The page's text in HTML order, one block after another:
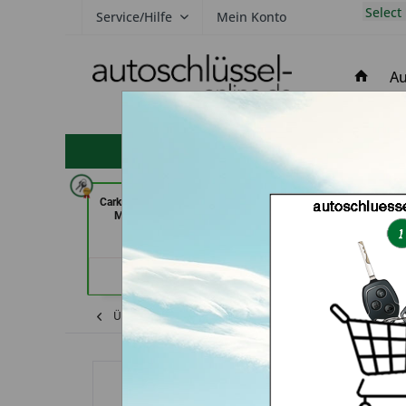
Service/Hilfe Mein Konto Select
hohe Kundenzufriedenheit
Carkeys Augsburg & ECU Service
Mobilservice (in Augsburg)
Bergischer
Brkic &
Übersicht Shop Schlüssel